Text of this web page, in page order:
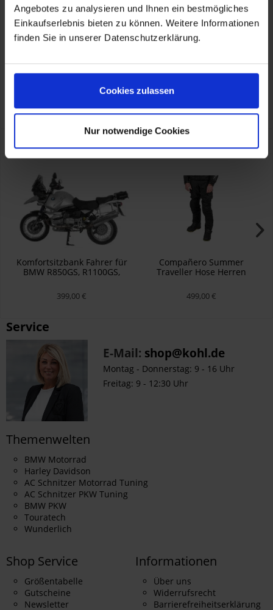
Angebotes zu analysieren und Ihnen ein bestmögliches
Einkaufserlebnis bieten zu können. Weitere Informationen
finden Sie in unserer Datenschutzerklärung.
Cookies zulassen
Nur notwendige Cookies
KOHL automobile GmbH eCom
Auf dem Zimmermann 7-9, Niedereschach, DE, 78078
info@touratech.de
Komfortsitzbank Fahrer für
BMW R850GS, R1100GS,
399,00 €
Compañero Summer
Traveller Hose Herren
499,00 €
Service
E-Mail: shop@kohl.de
Montag - Donnerstag: 9 - 16 Uhr
Freitag: 9 - 12:30 Uhr
Themenwelten
BMW Motorrad
Harley Davidson
AC Schnitzer Motorrad Tuning
AC Schnitzer PKW Tuning
BMW PKW
Touratech
Wunderlich
Shop Service
Größentabelle
Gutscheine
Newsletter
Informationen
Über uns
Widerrufsrecht
Barrierefreiheitserklärung